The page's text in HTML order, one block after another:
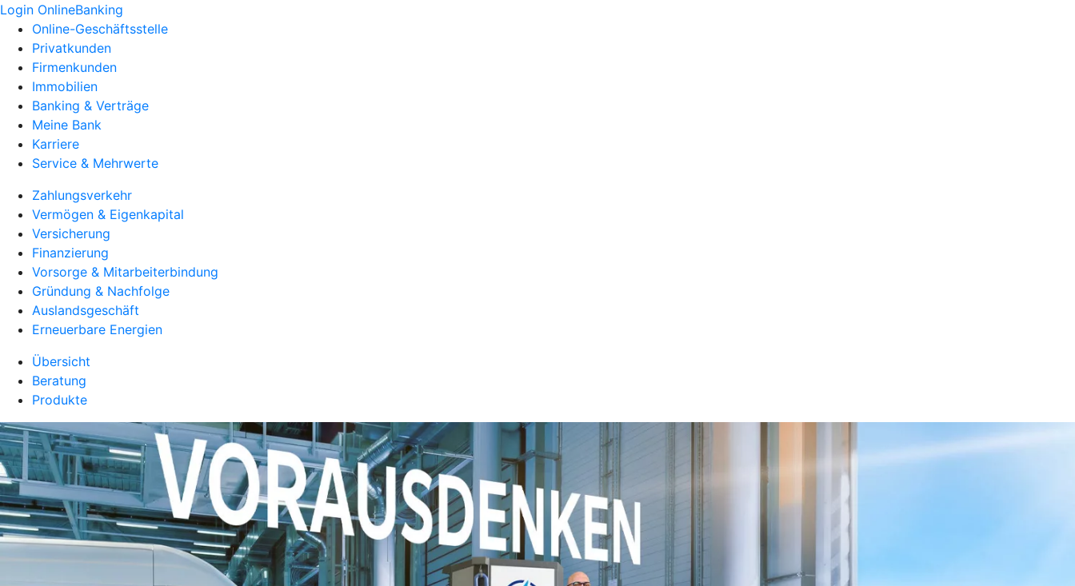
Login OnlineBanking
Online-Geschäftsstelle
Privatkunden
Firmenkunden
Immobilien
Banking & Verträge
Meine Bank
Karriere
Service & Mehrwerte
Zahlungsverkehr
Vermögen & Eigenkapital
Versicherung
Finanzierung
Vorsorge & Mitarbeiterbindung
Gründung & Nachfolge
Auslandsgeschäft
Erneuerbare Energien
Übersicht
Beratung
Produkte